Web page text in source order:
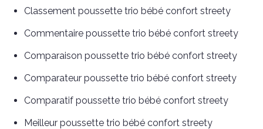
Classement poussette trio bébé confort streety
Commentaire poussette trio bébé confort streety
Comparaison poussette trio bébé confort streety
Comparateur poussette trio bébé confort streety
Comparatif poussette trio bébé confort streety
Meilleur poussette trio bébé confort streety